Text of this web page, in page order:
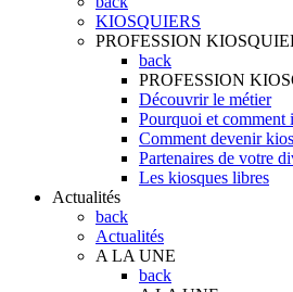
KIOSQUIERS
PROFESSION
back
PROFESSION
Découvrir le métier
Pourquoi et comment
Comment devenir
Partenaires de votre
Les kiosques libres
Actualités
back
Actualités
A LA UNE
back